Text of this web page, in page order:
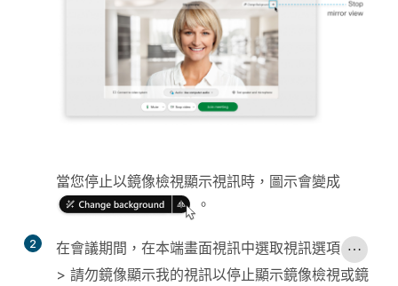
當您停止以鏡像檢視顯示視訊時，圖示會變成
。
2 在會議期間，在本端畫面視訊中選取視訊選項
> 請勿鏡像顯示我的視訊以停止顯示鏡像檢視或鏡